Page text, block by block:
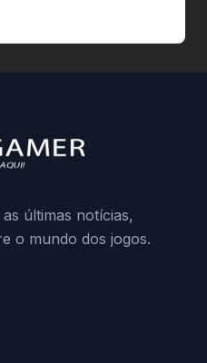
usar versões não
do preload,
não autorizados
últimas notícias,
o mundo dos jogos.